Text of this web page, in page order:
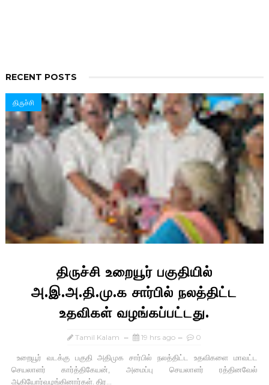
RECENT POSTS
திருச்சி
திருச்சி உறையூர் பகுதியில்
அ.இ.அ.தி.மு.க சார்பில் நலத்திட்ட
உதவிகள் வழங்கப்பட்டது.
Tamil Kalam 19 hrs ago 0
உறையூர் வடக்கு பகுதி அதிமுக சார்பில் நலத்திட்ட உதவிகளை மாவட்ட
செயலாளர் கார்த்திகேயன், அமைப்பு செயலாளர் ரத்தினவேல்
ஆகியோர்வழங்கினார்கள். திர...